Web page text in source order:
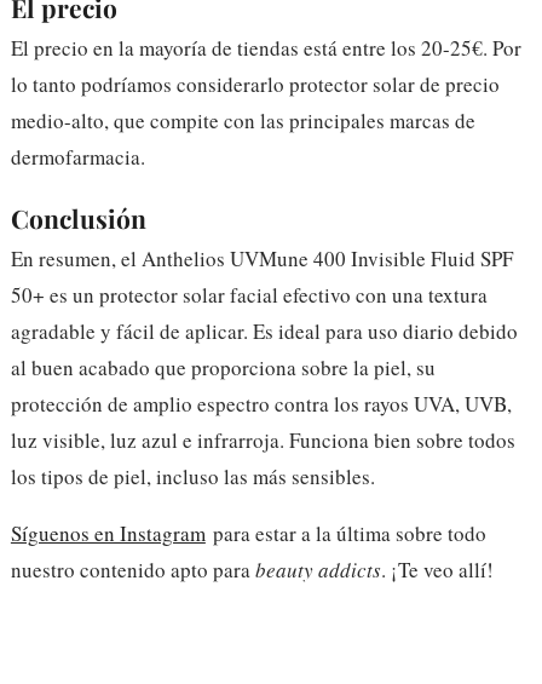
El precio
El precio en la mayoría de tiendas está entre los 20-25€. Por
lo tanto podríamos considerarlo protector solar de precio
medio-alto, que compite con las principales marcas de
dermofarmacia.
Conclusión
En resumen, el Anthelios UVMune 400 Invisible Fluid SPF
50+ es un protector solar facial efectivo con una textura
agradable y fácil de aplicar. Es ideal para uso diario debido
al buen acabado que proporciona sobre la piel, su
protección de amplio espectro contra los rayos UVA, UVB,
luz visible, luz azul e infrarroja. Funciona bien sobre todos
los tipos de piel, incluso las más sensibles.
Síguenos en Instagram para estar a la última sobre todo
nuestro contenido apto parabeauty addicts. ¡Te veo allí!